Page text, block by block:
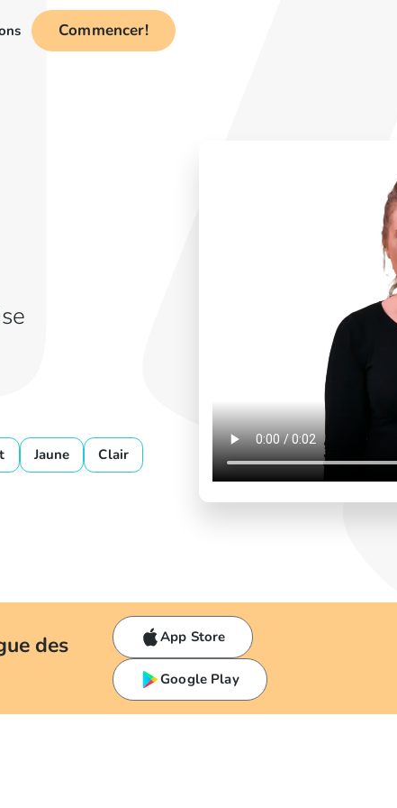
Commencer!
Jaune
Clair
des
App Store
Google Play